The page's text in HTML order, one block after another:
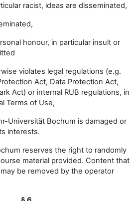
racist, ideas are disseminated,
honour, in particular insult or
violates legal regulations (e.g.
Act, Data Protection Act,
Act) or internal RUB regulations, in
Terms of Use,
Universität Bochum is damaged or
interests.
reserves the right to randomly
material provided. Content that
be removed by the operator